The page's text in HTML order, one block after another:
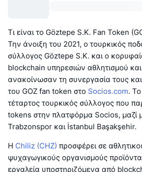
Τι είναι το Göztepe S.K. Fan Token
Την άνοιξη του 2021, ο τουρκικός
σύλλογος Göztepe S.K. και ο
blockchain υπηρεσιών αθλητισμού
ανακοίνωσαν τη συνεργασία τους
του GOZ fan token στο Socios.com.
τέταρτος τουρκικός σύλλογος που
tokens στην πλατφόρμα Socios, μαζί
Trabzonspor και İstanbul Başakşehir.
Η Chiliz (CHZ) προσφέρει σε
ψυχαγωγικούς οργανισμούς
εργαλεία υποστηριζόμενα από